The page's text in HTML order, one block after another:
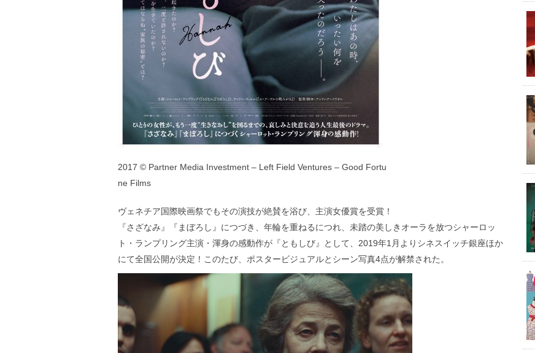
2017 © Partner Media Investment – Left Field Ventures – Good Fortu
ne Films
ヴェネチア国際映画祭でもその演技が絶賛を浴び、主演女優賞を受賞！
『さざなみ』『まぼろし』につづき、年輪を重ねるにつれ、未踏の美しきオーラを放つシャーロッ
ト・ランプリング主演・渾身の感動作が『ともしび』として、2019年1月よりシネスイッチ銀座ほか
にて全国公開が決定！このたび、ポスタービジュアルとシーン写真4点が解禁された。